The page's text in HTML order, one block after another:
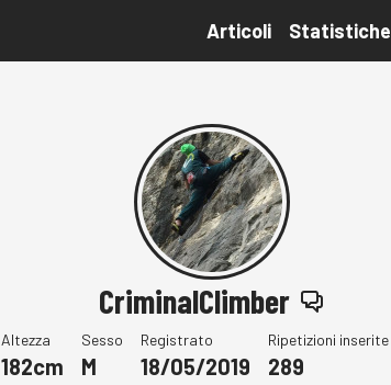
Articoli Statistiche
CriminalClimber
Altezza
182cm
Sesso
M
Registrato
18/05/2019
Ripetizioni inserite
289